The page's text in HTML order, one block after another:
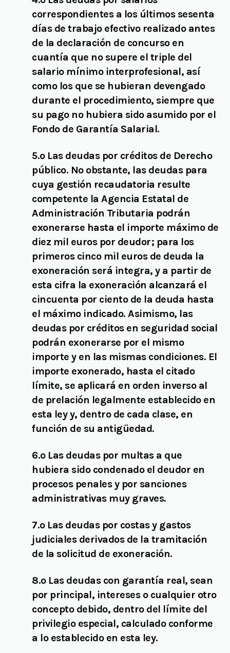
correspondientes a los últimos sesenta
días de trabajo efectivo realizado antes
de la declaración de concurso en
cuantía que no supere el triple del
salario mínimo interprofesional, así
como los que se hubieran devengado
durante el procedimiento, siempre que
su pago no hubiera sido asumido por el
Fondo de Garantía Salarial.
5.º Las deudas por créditos de Derecho
público. No obstante, las deudas para
cuya gestión recaudatoria resulte
competente la Agencia Estatal de
Administración Tributaria podrán
exonerarse hasta el importe máximo de
diez mil euros por deudor; para los
primeros cinco mil euros de deuda la
exoneración será integra, y a partir de
esta cifra la exoneración alcanzará el
cincuenta por ciento de la deuda hasta
el máximo indicado. Asimismo, las
deudas por créditos en seguridad social
podrán exonerarse por el mismo
importe y en las mismas condiciones. El
importe exonerado, hasta el citado
límite, se aplicará en orden inverso al
de prelación legalmente establecido en
esta ley y, dentro de cada clase, en
función de su antigüedad.
6.º Las deudas por multas a que
hubiera sido condenado el deudor en
procesos penales y por sanciones
administrativas muy graves.
7.º Las deudas por costas y gastos
judiciales derivados de la tramitación
de la solicitud de exoneración.
8.º Las deudas con garantía real, sean
por principal, intereses o cualquier otro
concepto debido, dentro del límite del
privilegio especial, calculado conforme
a lo establecido en esta ley.